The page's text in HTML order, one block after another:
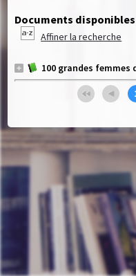
Documents
Affiner la recherche
100 grandes